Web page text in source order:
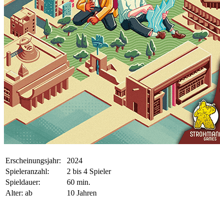
Erscheinungsjahr:
2024
Spieleranzahl:
2 bis 4 Spieler
Spieldauer:
60 min.
Alter: ab
10 Jahren